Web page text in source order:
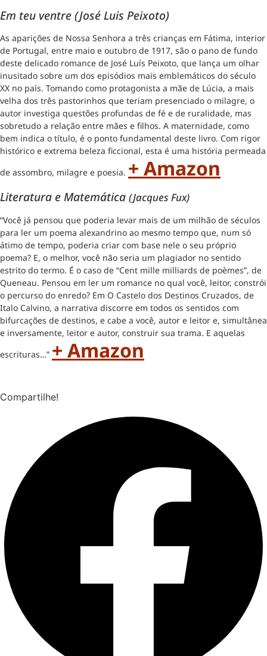
Em teu ventre (José Luis Peixoto)
As aparições de Nossa Senhora a três crianças em Fátima, interior
de Portugal, entre maio e outubro de 1917, são o pano de fundo
deste delicado romance de José Luís Peixoto, que lança um olhar
inusitado sobre um dos episódios mais emblemáticos do século
XX no país. Tomando como protagonista a mãe de Lúcia, a mais
velha dos três pastorinhos que teriam presenciado o milagre, o
autor investiga questões profundas de fé e de ruralidade, mas
sobretudo a relação entre mães e filhos. A maternidade, como
bem indica o título, é o ponto fundamental deste livro. Com rigor
histórico e extrema beleza ficcional, esta é uma história permeada
de assombro, milagre e poesia. + Amazon
Literatura e Matemática (Jacques Fux)
“Você já pensou que poderia levar mais de um milhão de séculos
para ler um poema alexandrino ao mesmo tempo que, num só
átimo de tempo, poderia criar com base nele o seu próprio
poema? E, o melhor, você não seria um plagiador no sentido
estrito do termo. É o caso de “Cent mille milliards de poèmes”, de
Queneau. Pensou em ler um romance no qual você, leitor, constrói
o percurso do enredo? Em O Castelo dos Destinos Cruzados, de
Italo Calvino, a narrativa discorre em todos os sentidos com
bifurcações de destinos, e cabe a você, autor e leitor e, simultânea
e inversamente, leitor e autor, construir sua trama. E aquelas
escrituras…” + Amazon
Compartilhe!